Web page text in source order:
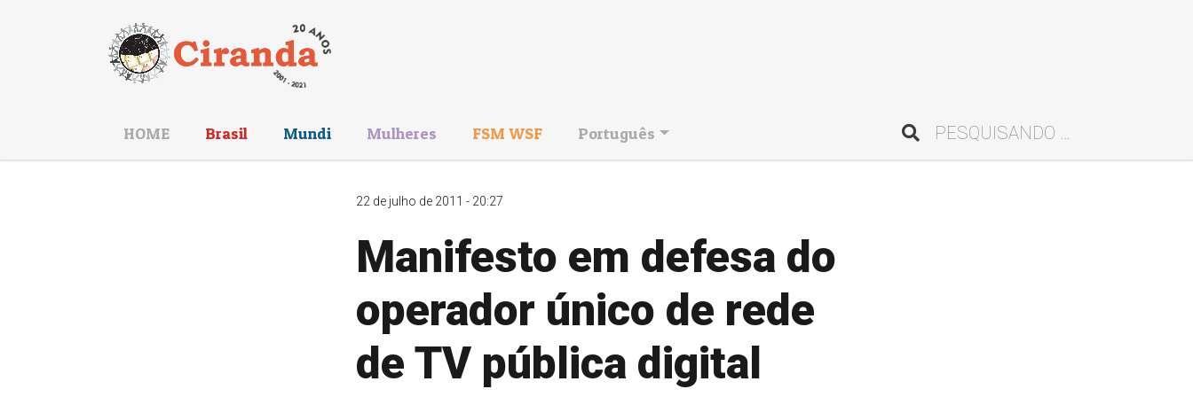
HOME Brasil Mundi Mulheres FSM WSF Português
22 de julho de 2011 - 20:27
Manifesto em defesa do
operador único de rede
de TV pública digital